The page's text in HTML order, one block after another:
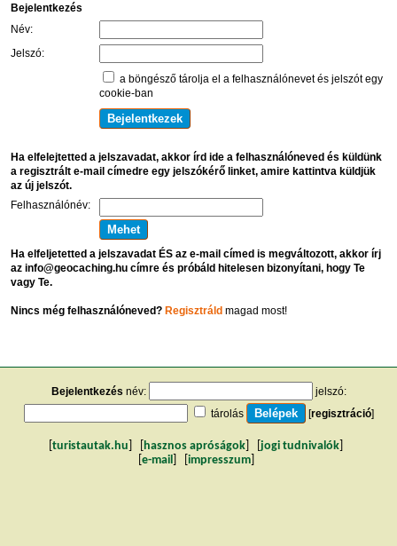
Bejelentkezés
Név:
Jelszó:
a böngésző tárolja el a felhasználónevet és jelszót egy
cookie-ban
Ha elfelejtetted a jelszavadat, akkor írd ide a felhasználóneved és küldünk
a regisztrált e-mail címedre egy jelszókérő linket, amire kattintva küldjük
az új jelszót.
Felhasználónév:
Ha elfeljetetted a jelszavadat ÉS az e-mail címed is megváltozott, akkor írj
az info@geocaching.hu címre és próbáld hitelesen bizonyítani, hogy Te
vagy Te.
Nincs még felhasználóneved? Regisztráldmagad most!
Bejelentkezés név:
jelszó:
tárolás
[regisztráció]
turistautak.hu hasznos apróságok jogi tudnivalók
e-mail impresszum]